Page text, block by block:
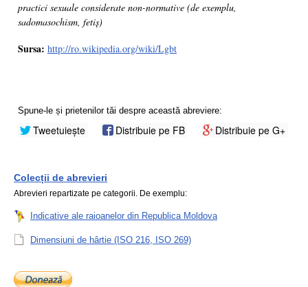
practici sexuale considerate non-normative (de exemplu,
sadomasochism, fetiș)
Sursa: http://ro.wikipedia.org/wiki/Lgbt
Spune-le și prietenilor tăi despre această abreviere:
Tweetuiește Distribuie pe FB Distribuie pe G+
Colecții de abrevieri
Abrevieri repartizate pe categorii. De exemplu:
Indicative ale raioanelor din Republica Moldova
Dimensiuni de hârtie (ISO 216, ISO 269)